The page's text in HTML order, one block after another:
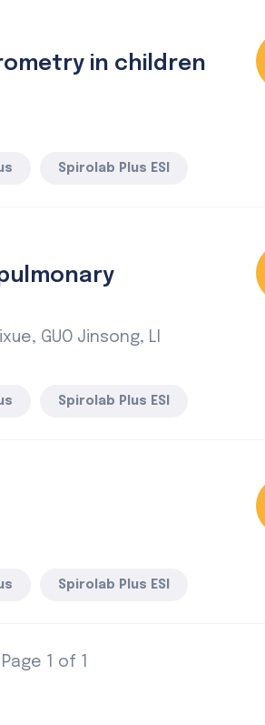
in children
Spirolab Plus ESI
GUO Jinsong, LI
Spirolab Plus ESI
Spirolab Plus ESI
Page 1 of 1